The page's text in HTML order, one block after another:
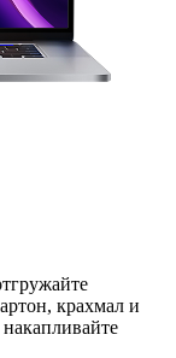
крахмал и